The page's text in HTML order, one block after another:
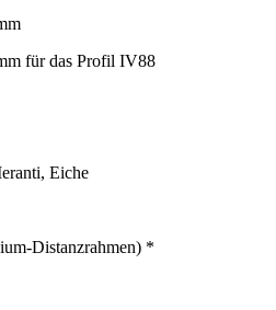
für das Profil IV88
Eiche
Distanzrahmen) *